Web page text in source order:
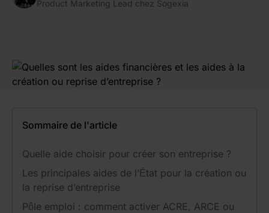
Product Marketing Lead chez Sogexia
Sommaire de l'article
Quelle aide choisir pour créer son entreprise ?
Les principales aides de l’État pour la création ou
la reprise d’entreprise
Pôle emploi : comment activer ACRE, ARCE ou